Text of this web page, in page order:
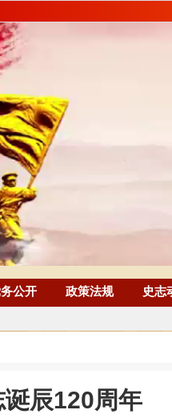
公开 政策法规 史志
辰120周年